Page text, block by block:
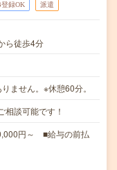
登録OK 派遣
ら徒歩4分
ません。※休憩60分。
談可能です！
円～ ■給与の前払